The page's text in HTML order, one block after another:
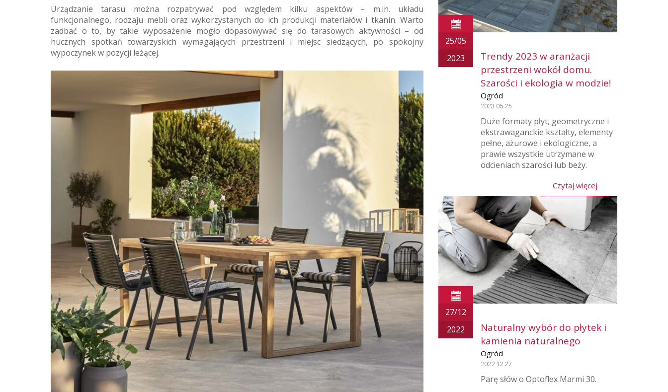
Urządzanie tarasu można rozpatrywać pod względem kilku aspektów – m.in. układu
funkcjonalnego, rodzaju mebli oraz wykorzystanych do ich produkcji materiałów i tkanin. Warto
zadbać o to, by takie wyposażenie mogło dopasowywać się do tarasowych aktywności – od
hucznych spotkań towarzyskich wymagających przestrzeni i miejsc siedzących, po spokojny
wypoczynek w pozycji leżącej.
25/05
2023
Trendy 2023 w aranżacji
przestrzeni wokół domu.
Szarości i ekologia w modzie!
Ogród
2023.05.25
Duże formaty płyt, geometryczne i
ekstrawaganckie kształty, elementy
pełne, ażurowe i ekologiczne, a
prawie wszystkie utrzymane w
odcieniach szarości lub beży.
Czytaj więcej
27/12
2022
Naturalny wybór do płytek i
kamienia naturalnego
Ogród
2022.12.27
Parę słów o Optoflex Marmi 30.